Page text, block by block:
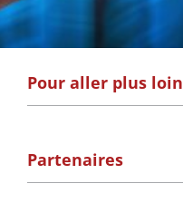
Pour aller plus loin
Partenaires